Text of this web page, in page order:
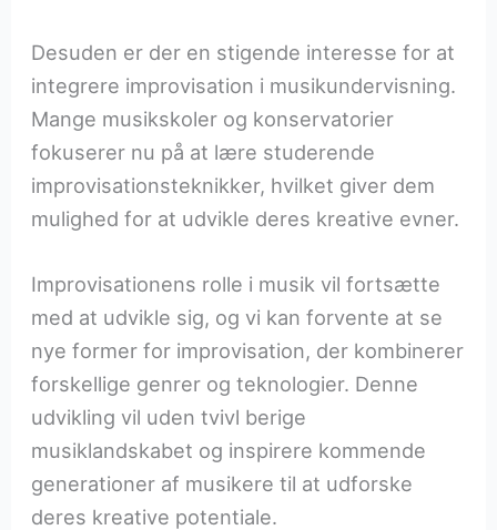
Desuden er der en stigende interesse for at
integrere improvisation i musikundervisning.
Mange musikskoler og konservatorier
fokuserer nu på at lære studerende
improvisationsteknikker, hvilket giver dem
mulighed for at udvikle deres kreative evner.
Improvisationens rolle i musik vil fortsætte
med at udvikle sig, og vi kan forvente at se
nye former for improvisation, der kombinerer
forskellige genrer og teknologier. Denne
udvikling vil uden tvivl berige
musiklandskabet og inspirere kommende
generationer af musikere til at udforske
deres kreative potentiale.